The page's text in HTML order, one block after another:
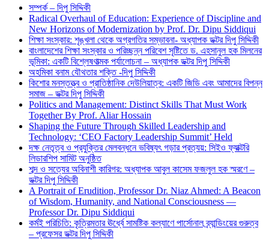
সম্পর্ক – দিপু সিদ্দিকী
Radical Overhaul of Education: Experience of Discipline and
New Horizons of Modernization by Prof. Dr. Dipu Siddiqui
শিক্ষা সংস্কার: শৃঙ্খলা থেকে অগ্রগতির সম্ভাবনা- অধ্যাপক ডক্টর দিপু সিদ্দিকী
বাংলাদেশের শিক্ষা সংস্কার ও পরিচ্ছন্ন পরিবেশ সৃষ্টিতে ড. এহসানুল হক মিলনের
ভূমিকা: একটি বিশ্লেষণাত্মক পর্যালোচনা – অধ্যাপক ডক্টর দিপু সিদ্দিকী
অহমিকা বনাম যৌথতার শক্তি -দিপু সিদ্দিকী
কিশোর মনস্তত্ত্ব ও প্রাতিষ্ঠানিক দেউলিয়াত্ব: একটি জিডি এবং আমাদের বিপন্ন
সমাজ – ডক্টর দিপু সিদ্দিকী
Politics and Management: Distinct Skills That Must Work
Together By Prof. Aliar Hossain
Shaping the Future Through Skilled Leadership and
Technology: ‘CEO Factory Leadership Summit’ Held
দক্ষ নেতৃত্ব ও প্রযুক্তির মেলবন্ধনে ভবিষ্যৎ গড়ার প্রত্যয়: সিইও ফ্যাক্টরি
লিডারশিপ সামিট অনুষ্ঠিত
শব্দ ও সত্যের অবিনাশী কারিগর: অধ্যাপক আবুল কাসেম ফজলুল হক স্মরণে –
ডক্টর দিপু সিদ্দিকী
A Portrait of Erudition, Professor Dr. Niaz Ahmed: A Beacon
of Wisdom, Humanity, and National Consciousness —
Professor Dr. Dipu Siddiqui
কর্মই পরিচিতি: কৃত্রিমতার ঊর্ধ্বে সামষ্টিক কল্যাণে পার্সোনাল ব্র্যান্ডিংয়ের গুরুত্ব
– প্রফেসর ডক্টর দিপু সিদ্দিকী